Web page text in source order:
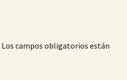
Los campos obligatorios están